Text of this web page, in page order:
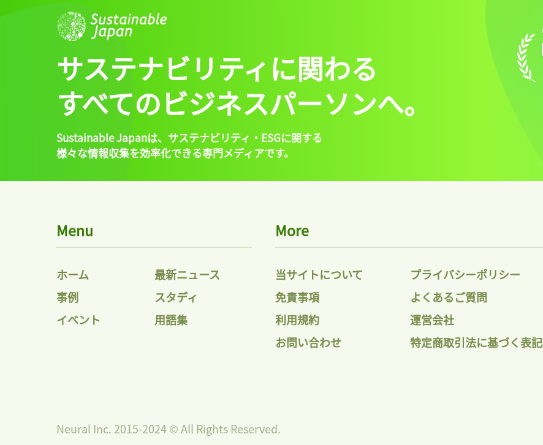
サステナビリティに関わる
すべてのビジネスパーソンへ。
Sustainable Japanは、 サステナビリティ・ESGに関する
様々な情報収集を効率化できる専門メディアです。
Menu
ホーム
最新ニュース
事例
スタディ
イベント
用語集
More
当サイトについて
プライバシーポリシー
免責事項
よくあるご質問
利用規約
運営会社
お問い合わせ
特定商取引法に基づく表記
Neural Inc. 2015-2024 © All Rights Reserved.